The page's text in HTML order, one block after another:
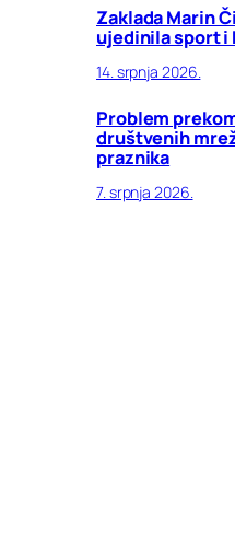
Zaklada Marin
ujedinila sport i
14. srpnja 2026.
Problem
društvenih
praznika
7. srpnja 2026.